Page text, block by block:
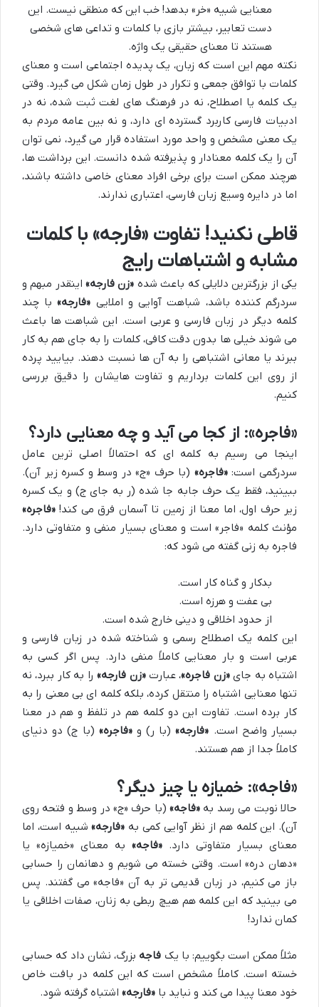
معنایی شبیه «خر» بدهد! خب این که منطقی نیست. این
دست تعابیر، بیشتر بازی با کلمات و تداعی های شخصی
هستند تا معنای حقیقی یک واژه.
نکته مهم این است که زبان، یک پدیده اجتماعی است و معنای
کلمات با توافق جمعی و تکرار در طول زمان شکل می گیرد. وقتی
یک کلمه یا اصطلاح، نه در فرهنگ های لغت ثبت شده، نه در
ادبیات فارسی کاربرد گسترده ای دارد، و نه بین عامه مردم به
یک معنی مشخص و واحد مورد استفاده قرار می گیرد، نمی توان
آن را یک کلمه معنادار و پذیرفته شده دانست. این برداشت ها،
هرچند ممکن است برای برخی افراد معنای خاصی داشته باشند،
اما در دایره وسیع زبان فارسی، اعتباری ندارند.
قاطی نکنید! تفاوت «فارجه» با کلمات
مشابه و اشتباهات رایج
یکی از بزرگترین دلایلی که باعث شده «زن فارجه»اینقدر مبهم و
سردرگم کننده باشد، شباهت آوایی و املایی «فارجه»با چند
کلمه دیگر در زبان فارسی و عربی است. این شباهت ها باعث
می شوند خیلی ها بدون دقت کافی، کلمات را به جای هم به کار
ببرند یا معانی اشتباهی را به آن ها نسبت دهند. بیایید پرده
از روی این کلمات برداریم و تفاوت هایشان را دقیق بررسی
کنیم.
«فاجره»: از کجا می آید و چه معنایی دارد؟
اینجا می رسیم به کلمه ای که احتمالاً اصلی ترین عامل
سردرگمی است:«فاجره» (با حرف «ج» در وسط و کسره زیر آن).
ببینید، فقط یک حرف جابه جا شده (ر به جای ج) و یک کسره
زیر حرف اول، اما معنا از زمین تا آسمان فرق می کند! «فاجره»
مؤنث کلمه «فاجر» است و معنای بسیار منفی و متفاوتی دارد.
فاجره به زنی گفته می شود که:
بدکار و گناه کار است.
بی عفت و هرزه است.
از حدود اخلاقی و دینی خارج شده است.
این کلمه یک اصطلاح رسمی و شناخته شده در زبان فارسی و
عربی است و بار معنایی کاملاً منفی دارد. پس اگر کسی به
اشتباه به جای«زن فاجره»، عبارت«زن فارجه»را به کار ببرد، نه
تنها معنایی اشتباه را منتقل کرده، بلکه کلمه ای بی معنی را به
کار برده است. تفاوت این دو کلمه هم در تلفظ و هم در معنا
بسیار واضح است. «فارجه»(با ر) و«فاجره» (با ج) دو دنیای
کاملاً جدا از هم هستند.
«فاجه»: خمیازه یا چیز دیگر؟
حالا نوبت می رسد به «فاجه»(با حرف «ج» در وسط و فتحه روی
آن). این کلمه هم از نظر آوایی کمی به «فارجه»شبیه است، اما
معنای بسیار متفاوتی دارد. «فاجه» به معنای «خمیازه» یا
«دهان دره» است. وقتی خسته می شویم و دهانمان را حسابی
باز می کنیم، در زبان قدیمی تر به آن «فاجه» می گفتند. پس
می بینید که این کلمه هم هیچ ربطی به زنان، صفات اخلاقی یا
کمان ندارد!
مثلاً ممکن است بگوییم: با یک فاجه بزرگ، نشان داد که حسابی
خسته است. کاملاً مشخص است که این کلمه در بافت خاص
خود معنا پیدا می کند و نباید با «فارجه» اشتباه گرفته شود.